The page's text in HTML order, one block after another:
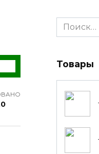
Search
for:
Товары